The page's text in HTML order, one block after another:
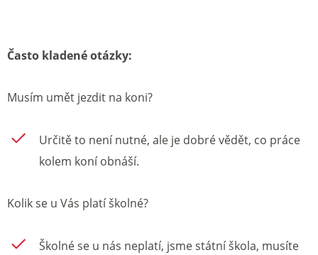
Často kladené otázky:
Musím umět jezdit na koni?
Určitě to není nutné, ale je dobré vědět, co práce
kolem koní obnáší.
Kolik se u Vás platí školné?
Školné se u nás neplatí, jsme státní škola, musíte